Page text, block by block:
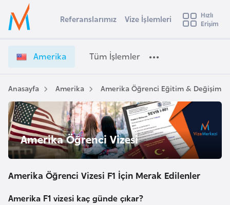
Ülke Seçimi
Başvuru yapmak istediğiniz ülkeyi seçin
Üye
Girişi
m
r
i
k
a
i
z
e
İ
ş
l
e
e
i
Referanslarımız Vize İşlemleri
Hızlı
Erişim
Amerika Tüm İşlemler
Anasayfa Amerika Amerika Öğrenci Eğitim & Değişim
Amerika Öğrenci Vizesi
Amerika Öğrenci Vizesi F1 İçin Merak Edilenler
Amerika F1 vizesi kaç günde çıkar?
s
t
r
a
A
v
u
t